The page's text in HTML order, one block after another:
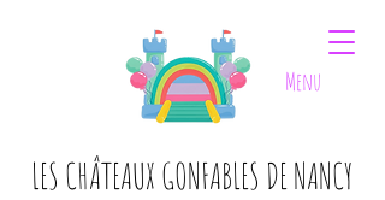
LES CHÂTEAUX GONFABLES DE NANCY
LES CHÂTEAUX GONFABLES DE NANCY
Menu